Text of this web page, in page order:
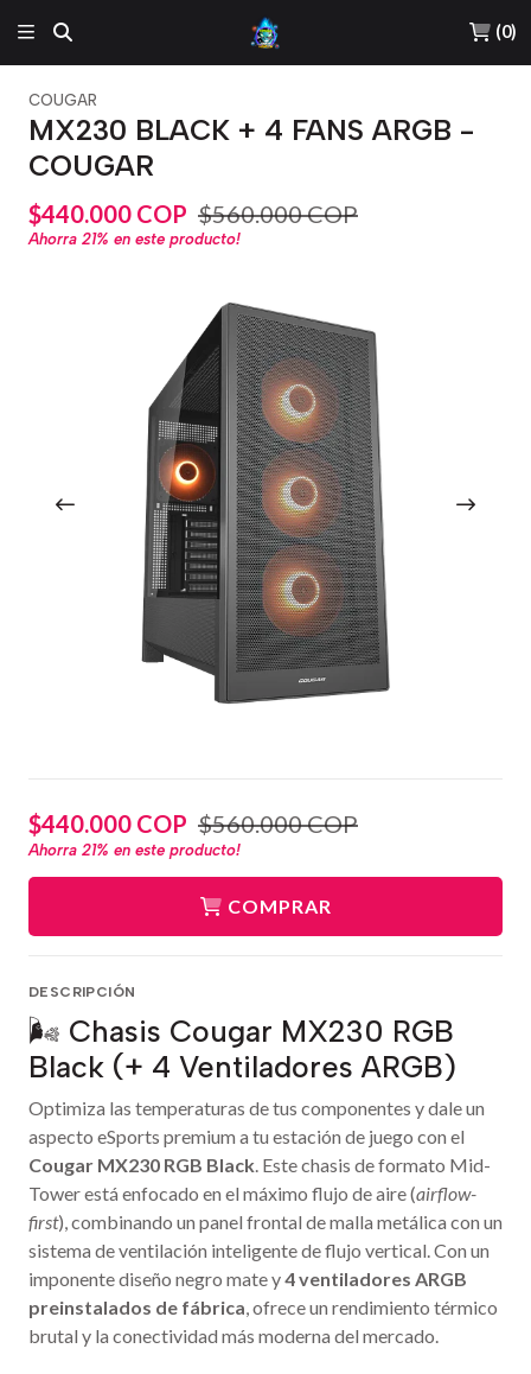
(0)
COUGAR
MX230 BLACK + 4 FANS ARGB -
COUGAR
$440.000 COP $560.000 COP
Ahorra 21% en este producto!
$440.000 COP $560.000 COP
Ahorra 21% en este producto!
COMPRAR
DESCRIPCIÓN
🌬️ Chasis Cougar MX230 RGB
Black (+ 4 Ventiladores ARGB)
Optimiza las temperaturas de tus componentes y dale un
aspecto eSports premium a tu estación de juego con el
Cougar MX230 RGB Black. Este chasis de formato Mid-
Tower está enfocado en el máximo flujo de aire (airflow-
first), combinando un panel frontal de malla metálica con un
sistema de ventilación inteligente de flujo vertical. Con un
imponente diseño negro mate y4 ventiladores ARGB
preinstalados de fábrica, ofrece un rendimiento térmico
brutal y la conectividad más moderna del mercado.